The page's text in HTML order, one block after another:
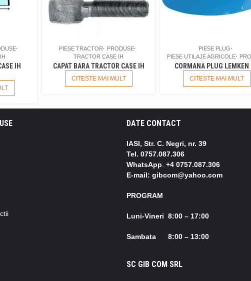
IH
PIESE TRACTOR
PRODUSE
TRACTOR CASE IH
CAPAT BARA TRACTOR CASE IH
CITESTE MAI MULT
PIESE PLUG
PIESE UTILAJE AGRICOLE
CORMANA PLUG LEMKEN
CITESTE MAI MULT
DATE CONTACT
IASI, Str. C. Negri, nr. 39
Tel. 0757.087.306
WhatsApp. +4 0757.087.306
E-mail: gibcom@yahoo.com
PROGRAM
Luni-Vineri 8:00 – 17:00
Sambata 8:00 – 13:00
SC GIB COM SRL